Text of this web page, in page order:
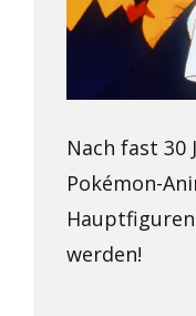
Nach fast 30
Pokémon-
werden!